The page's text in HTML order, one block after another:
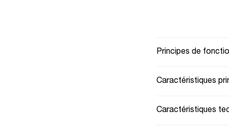
Principes de
Caractéristiques
Caractéristiques